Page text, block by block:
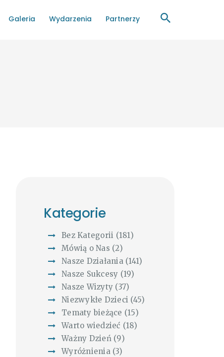
Galeria Wydarzenia Partnerzy
Kategorie
Bez Kategorii (181)
Mówią o Nas (2)
Nasze Działania(141)
Nasze Sukcesy (19)
Nasze Wizyty (37)
Niezwykłe Dzieci (45)
Tematy bieżące (15)
Warto wiedzieć (18)
Ważny Dzień(9)
Wyróżnienia(3)